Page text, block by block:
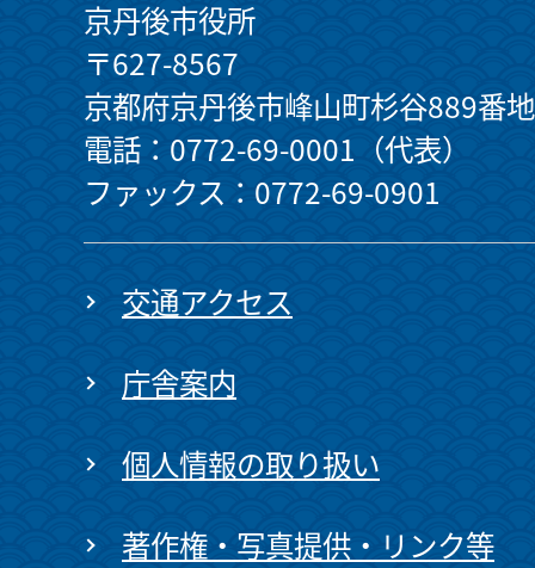
京丹後市役所
〒627-8567
京都府京丹後市峰山町杉谷889番地
電話：0772-69-0001（代表）
ファックス：0772-69-0901
交通アクセス
庁舎案内
個人情報の取り扱い
著作権・写真提供・リンク等